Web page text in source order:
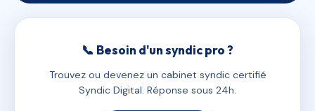
📞 Besoin d'un syndic pro ?
Trouvez ou devenez un cabinet syndic certifié
Syndic Digital. Réponse sous 24h.